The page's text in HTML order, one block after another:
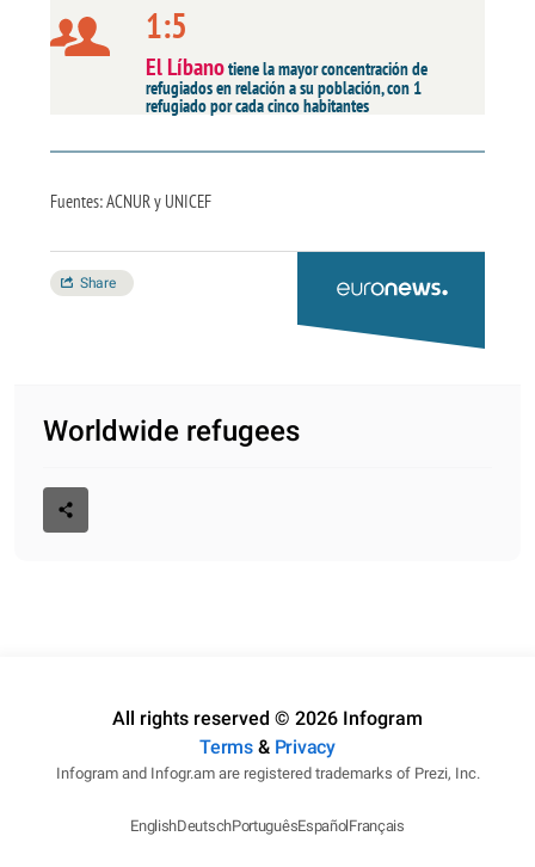
1:5
El Líbanotiene la mayor concentración de
refugiados en relación a su población, con 1
refugiado por cada cinco habitantes
Fuentes: ACNUR y UNICEF
Share
Worldwide refugees
All rights reserved © 2026 Infogram
Terms& Privacy
Infogram and Infogr.am are registered trademarks of Prezi, Inc.
EnglishDeutschPortuguêsEspañolFrançais